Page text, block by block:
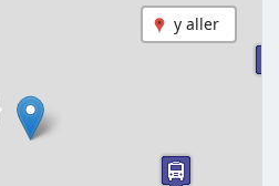
y aller